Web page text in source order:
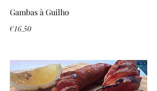
Gambas à Guilho
€16.50